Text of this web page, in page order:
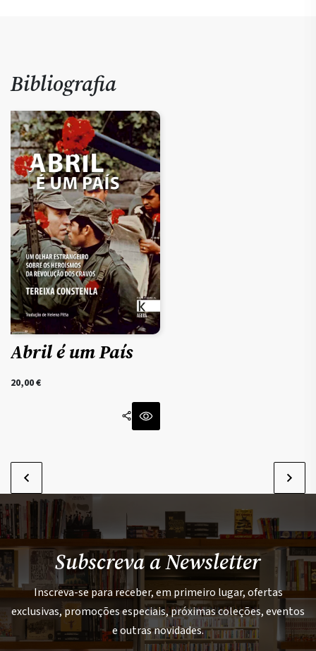
Bibliografia
Abril é um País
20,00€
Subscreva a Newsletter
Inscreva-se para receber, em primeiro lugar, ofertas
exclusivas, promoções especiais, próximas coleções, eventos
e outras novidades.